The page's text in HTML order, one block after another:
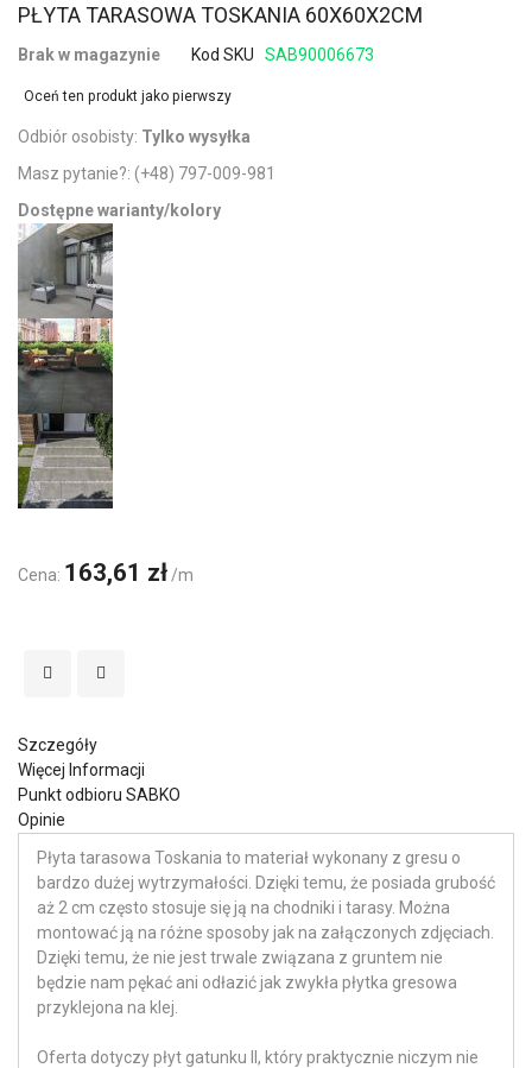
PŁYTA TARASOWA TOSKANIA 60X60X2CM
Brak w magazynie Kod SKU SAB90006673
Oceń ten produkt jako pierwszy
Odbiór osobisty: Tylko wysyłka
Masz pytanie?: (+48) 797-009-981
Dostępne warianty/kolory
Cena: 163,61 zł /m
Szczegóły
Więcej Informacji
Punkt odbioru SABKO
Opinie
Płyta tarasowa Toskania to materiał wykonany z gresu o
bardzo dużej wytrzymałości. Dzięki temu, że posiada grubość
aż 2 cm często stosuje się ją na chodniki i tarasy. Można
montować ją na różne sposoby jak na załączonych zdjęciach.
Dzięki temu, że nie jest trwale związana z gruntem nie
będzie nam pękać ani odłazić jak zwykła płytka gresowa
przyklejona na klej.
Oferta dotyczy płyt gatunku II, który praktycznie niczym nie